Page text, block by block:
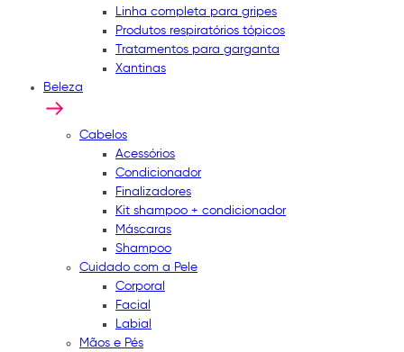
Linha completa para gripes
Produtos respiratórios tópicos
Tratamentos para garganta
Xantinas
Beleza
Cabelos
Acessórios
Condicionador
Finalizadores
Kit shampoo + condicionador
Máscaras
Shampoo
Cuidado com a Pele
Corporal
Facial
Labial
Mãos e Pés